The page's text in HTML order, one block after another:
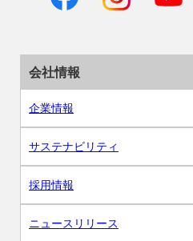
会社情報
企業情報
サステナビリティ
採用情報
ニュースリリース